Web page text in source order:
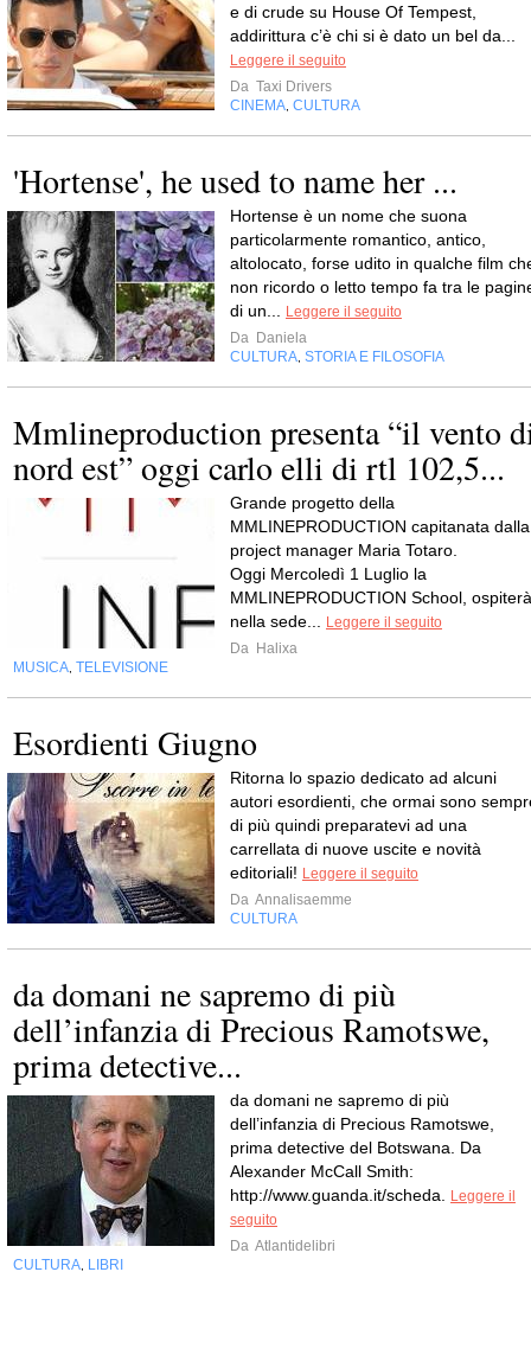
e di crude su House Of Tempest,
addirittura c’è chi si è dato un bel da...
Leggere il seguito
Da Taxi Drivers
CINEMA CULTURA
'Hortense', he used to name her ...
Hortense è un nome che suona
particolarmente romantico, antico,
altolocato, forse udito in qualche film
non ricordo o letto tempo fa tra le
di un...
Leggere il seguito
Da Daniela
CULTURA STORIA E FILOSOFIA
Mmlineproduction presenta “il vento
nord est” oggi carlo elli di rtl 102,5...
Grande progetto della
MMLINEPRODUCTION capitanata dalla
project manager Maria Totaro.
Oggi Mercoledì 1 Luglio la
MMLINEPRODUCTION School, ospiterà
nella sede...
Leggere il seguito
Da Halixa
MUSICA TELEVISIONE
Esordienti Giugno
Ritorna lo spazio dedicato ad alcuni
autori esordienti, che ormai sono
di più quindi preparatevi ad una
carrellata di nuove uscite e novità
editoriali! Leggere il seguito
Da Annalisaemme
CULTURA
da domani ne sapremo di più
dell’infanzia di Precious Ramotswe,
prima detective...
da domani ne sapremo di più
dell’infanzia di Precious Ramotswe,
prima detective del Botswana. Da
Alexander McCall Smith:
http://www.guanda.it/scheda.
Leggere il
seguito
Da Atlantidelibri
CULTURA LIBRI